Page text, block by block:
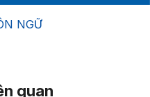
NGỮ
quan